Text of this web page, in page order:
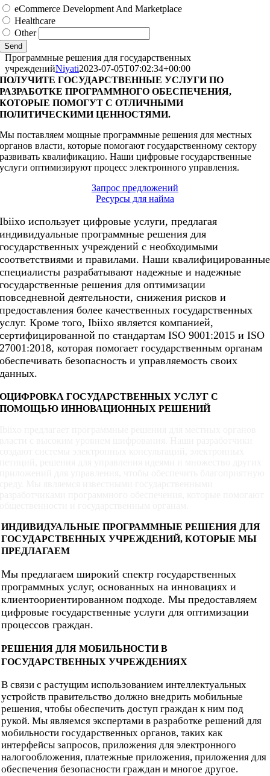
eCommerce Development And Marketplace
Healthcare
Other
Send
Программные решения для государственных
учрежденийNiyati2023-07-05T07:02:34+00:00
ПОЛУЧИТЕ ГОСУДАРСТВЕННЫЕ УСЛУГИ ПО
РАЗРАБОТКЕ ПРОГРАММНОГО ОБЕСПЕЧЕНИЯ,
КОТОРЫЕ ПОМОГУТ С ОТЛИЧНЫМИ
ПОЛИТИЧЕСКИМИ ЦЕННОСТЯМИ.
Мы поставляем мощные программные решения для местных
органов власти, которые помогают государственному сектору
развивать квалификацию. Наши цифровые государственные
услуги оптимизируют процесс электронного управления.
Запрос предложений
Ресурсы для найма
Ibiixo использует цифровые услуги, предлагая
индивидуальные программные решения для
государственных учреждений с необходимыми
соответствиями и правилами. Наши квалифицированные
специалисты разрабатывают надежные и надежные
государственные решения для оптимизации
повседневной деятельности, снижения рисков и
предоставления более качественных государственных
услуг. Кроме того, Ibiixo является компанией,
сертифицированной по стандартам ISO 9001:2015 и ISO
27001:2018, которая помогает государственным органам
обеспечивать безопасность и управляемость своих
данных.
ОЦИФРОВКА ГОСУДАРСТВЕННЫХ УСЛУГ С
ПОМОЩЬЮ ИННОВАЦИОННЫХ РЕШЕНИЙ
ИНДИВИДУАЛЬНЫЕ ПРОГРАММНЫЕ РЕШЕНИЯ ДЛЯ
ГОСУДАРСТВЕННЫХ УЧРЕЖДЕНИЙ, КОТОРЫЕ МЫ
ПРЕДЛАГАЕМ
Мы предлагаем широкий спектр государственных
программных услуг, основанных на инновациях и
клиентоориентированном подходе. Мы предоставляем
цифровые государственные услуги для оптимизации
процессов граждан.
РЕШЕНИЯ ДЛЯ МОБИЛЬНОСТИ В
ГОСУДАРСТВЕННЫХ УЧРЕЖДЕНИЯХ
В связи с растущим использованием интеллектуальных
устройств правительство должно внедрить мобильные
решения, чтобы обеспечить доступ граждан к ним под
рукой. Мы являемся экспертами в разработке решений для
мобильности государственных органов, таких как
интерфейсы запросов, приложения для электронного
налогообложения, платежные приложения, приложения для
обеспечения безопасности граждан и многое другое.